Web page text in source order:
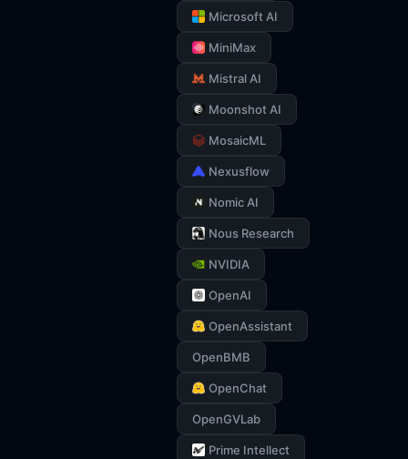
Microsoft AI
MiniMax
Mistral AI
Moonshot AI
MosaicML
Nexusflow
Nomic AI
Nous Research
NVIDIA
OpenAI
OpenAssistant
OpenBMB
OpenChat
OpenGVLab
Prime Intellect